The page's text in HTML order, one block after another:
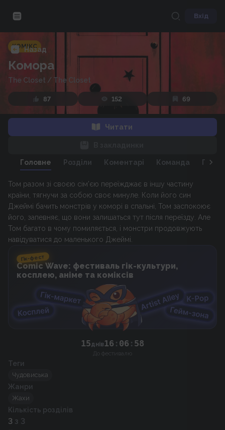
Вхід
Назад
КОМІКС
Комора
The Closet / The Closet
87 152 69
Читати
Головне Розділи Коментарі Команда
Том разом зі своєю сім'єю переїжджає в іншу частину
країни, тягнучи за собою своє минуле. Коли його син
Джеймі бачить монстрів у коморі в спальні, Том заспокоює
його, запевняє, що вони залишаться тут після переїзду. Але
Том багато в чому помиляється, і монстри продовжують
Гік-фест
Comic Wave: фестиваль гік-культури,
косплею, аніме та коміксів
15днів 16 : 06 : 57
До фестивалю
Теги
Чудовиська
Жанри
Жахи
Кількість розділів
3 з 3